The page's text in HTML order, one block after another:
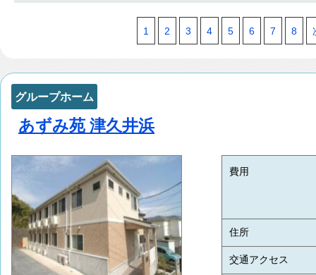
1 2 3 4 5 6 7 8
グループホーム
あずみ苑 津久井浜
費用
住所
交通アクセス